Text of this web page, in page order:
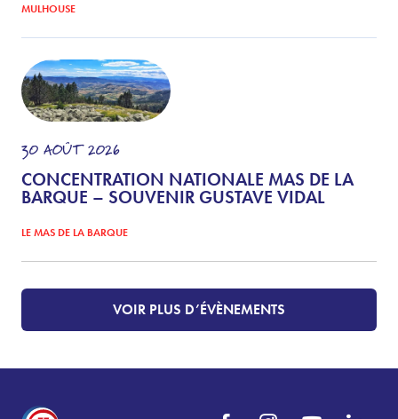
MULHOUSE
30 AOÛT 2026
CONCENTRATION NATIONALE MAS DE LA
BARQUE – SOUVENIR GUSTAVE VIDAL
LE MAS DE LA BARQUE
VOIR PLUS D’ÉVÈNEMENTS